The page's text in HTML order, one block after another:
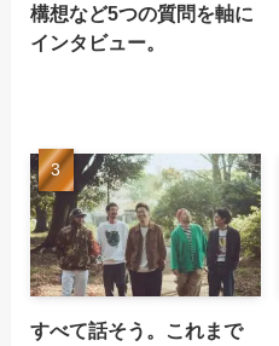
構想など5つの質問を軸に
インタビュー。
すべて話そう。これまで